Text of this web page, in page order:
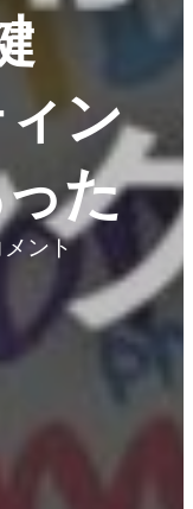
ン
た
ント